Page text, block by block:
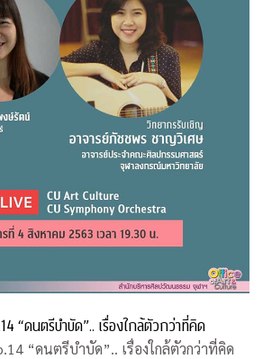
“ดนตรีบำบัด”.. เรื่องใกล้ตัวกว่าที่คิด
“ดนตรีบำบัด”.. เรื่องใกล้ตัวกว่าที่คิด